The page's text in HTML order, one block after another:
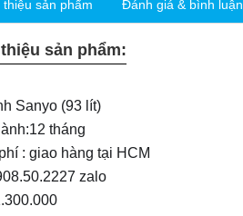
thiệu sản phẩm Đánh giá & bình luận
sản phẩm:
Sanyo (93 lít)
tháng
: giao hàng tại HCM
zalo